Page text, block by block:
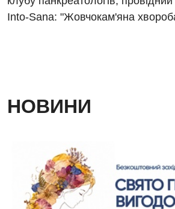
Андрологія
Вакцинація
Відділення інтенсивної терапії
Відділення кардіосудинної
Офтальмологічне відділення
Урологічне відділення
Швидка медична допомога
Українська
Into-Sana: "Жовчокам'яна
НОВИНИ